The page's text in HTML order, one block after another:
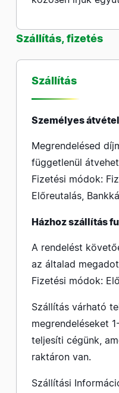
Szállítás, fizetés
Szállítás
Személyes átvétel
Megrendelésed
függetlenül
Fizetési módok:
Előreutalás,
Házhoz szállítás
A rendelést
az általad
Fizetési módok:
Szállítás várható
megrendeléseket
teljesíti cégünk,
raktáron van.
Szállítási